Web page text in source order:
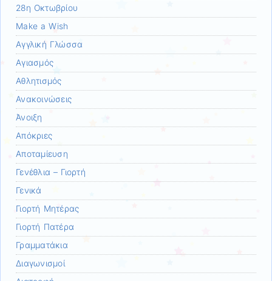
28η Οκτωβρίου
Make a Wish
Αγγλική Γλώσσα
Αγιασμός
Αθλητισμός
Ανακοινώσεις
Άνοιξη
Απόκριες
Αποταμίευση
Γενέθλια – Γιορτή
Γενικά
Γιορτή Μητέρας
Γιορτή Πατέρα
Γραμματάκια
Διαγωνισμοί